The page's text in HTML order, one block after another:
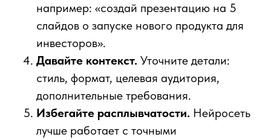
например: «создай презентацию на 5
слайдов о запуске нового продукта для
инвесторов».
Давайте контекст. Уточните детали:
стиль, формат, целевая аудитория,
дополнительные требования.
Избегайте расплывчатости. Нейросеть
лучше работает с точными